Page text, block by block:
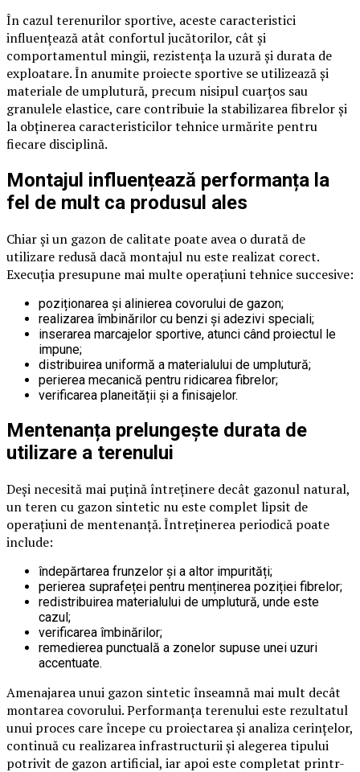
În cazul terenurilor sportive, aceste caracteristici
influențează atât confortul jucătorilor, cât și
comportamentul mingii, rezistența la uzură și durata de
exploatare. În anumite proiecte sportive se utilizează și
materiale de umplutură, precum nisipul cuarțos sau
granulele elastice, care contribuie la stabilizarea fibrelor și
la obținerea caracteristicilor tehnice urmărite pentru
fiecare disciplină.
Montajul influențează performanța la
fel de mult ca produsul ales
Chiar și un gazon de calitate poate avea o durată de
utilizare redusă dacă montajul nu este realizat corect.
Execuția presupune mai multe operațiuni tehnice succesive:
poziționarea și alinierea covorului de gazon;
realizarea îmbinărilor cu benzi și adezivi speciali;
inserarea marcajelor sportive, atunci când proiectul le
impune;
distribuirea uniformă a materialului de umplutură;
perierea mecanică pentru ridicarea fibrelor;
verificarea planeității și a finisajelor.
Mentenanța prelungește durata de
utilizare a terenului
Deși necesită mai puțină întreținere decât gazonul natural,
un teren cu gazon sintetic nu este complet lipsit de
operațiuni de mentenanță. Întreținerea periodică poate
include:
îndepărtarea frunzelor și a altor impurități;
perierea suprafeței pentru menținerea poziției fibrelor;
redistribuirea materialului de umplutură, unde este
cazul;
verificarea îmbinărilor;
remedierea punctuală a zonelor supuse unei uzuri
accentuate.
Amenajarea unui gazon sintetic înseamnă mai mult decât
montarea covorului. Performanța terenului este rezultatul
unui proces care începe cu proiectarea și analiza cerințelor,
continuă cu realizarea infrastructurii și alegerea tipului
potrivit de gazon artificial, iar apoi este completat printr-